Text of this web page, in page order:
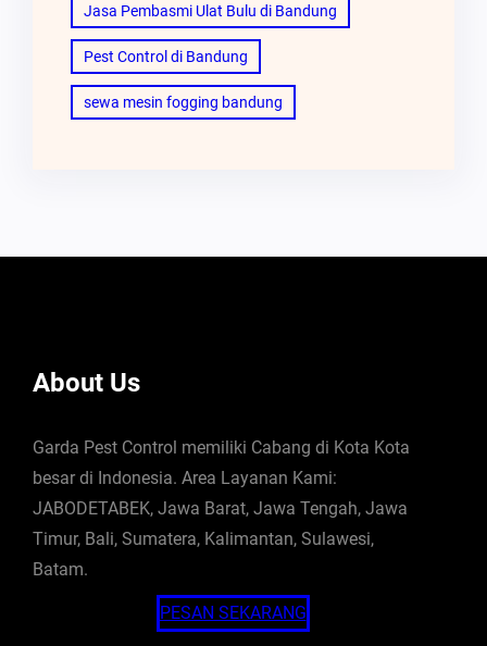
Jasa Pembasmi Ulat Bulu di Bandung
Pest Control di Bandung
sewa mesin fogging bandung
About Us
Garda Pest Control memiliki Cabang di Kota Kota
besar di Indonesia. Area Layanan Kami:
JABODETABEK, Jawa Barat, Jawa Tengah, Jawa
Timur, Bali, Sumatera, Kalimantan, Sulawesi,
Batam.
PESAN SEKARANG